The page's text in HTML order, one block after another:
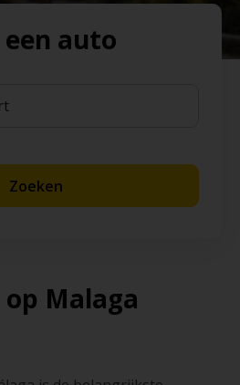
een auto
Zoeken
Malaga